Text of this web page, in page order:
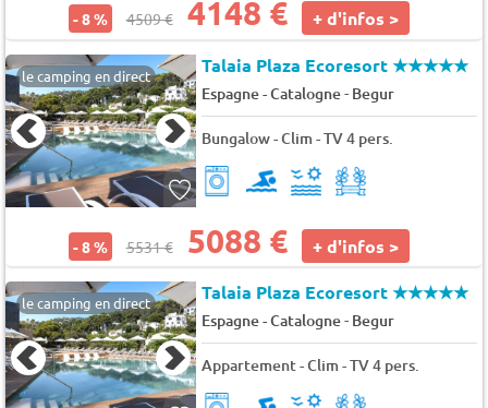
- 8 % 4509 € 4148 € + d'infos >
le camping en direct Talaia Plaza Ecoresort★★★★★
Espagne - Catalogne- Begur
Bungalow - Clim - TV 4 pers.
- 8 % 5531 € 5088 € + d'infos >
le camping en direct Talaia Plaza Ecoresort★★★★★
Espagne - Catalogne- Begur
Appartement - Clim - TV 4 pers.